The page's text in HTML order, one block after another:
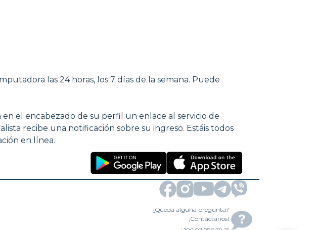
las 24 horas, los 7 días de la semana. Puede
el encabezado de su perfil un enlace al servicio de
recibe una notificación sobre su ingreso. Estáis todos
en línea.
¿Queda alguna pregunta?
¡Contáctanos!